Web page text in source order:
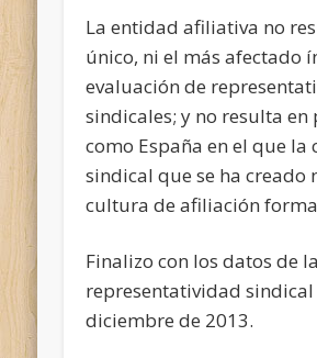
La entidad afiliativa no
único, ni el más afectado
evaluación de
sindicales; y no resulta en
como España en el que la
sindical que se ha creado
cultura de afiliación
Finalizo con los datos de la
representatividad sindical
diciembre de 2013.